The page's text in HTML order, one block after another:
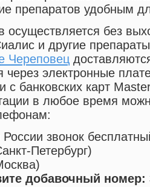
препаратов удобным
осуществляется без
и другие
Череповец
через электронные
с банковских карт
в любое время
России звонок
Петербург)
добавочный номер: